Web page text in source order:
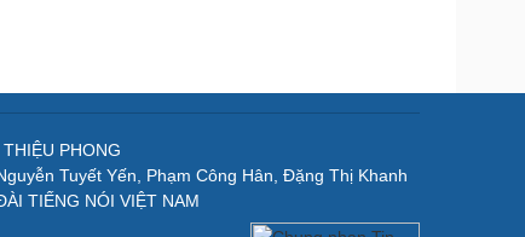
PHONG
Tuyết Yến, Phạm Công Hân, Đặng Thị Khanh
TIẾNG NÓI VIỆT NAM